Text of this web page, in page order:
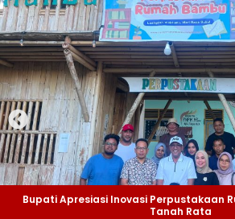
Bupati Apresiasi Inovasi Perpustakaan
Tanah Rata